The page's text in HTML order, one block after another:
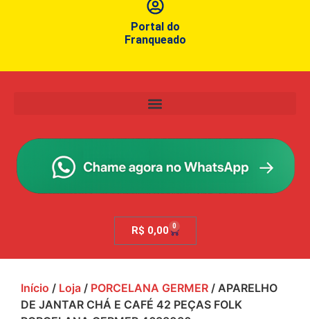
Portal do
Franqueado
R$ 0,00 0
Início / Loja / PORCELANA GERMER / APARELHO
DE JANTAR CHÁ E CAFÉ 42 PEÇAS FOLK